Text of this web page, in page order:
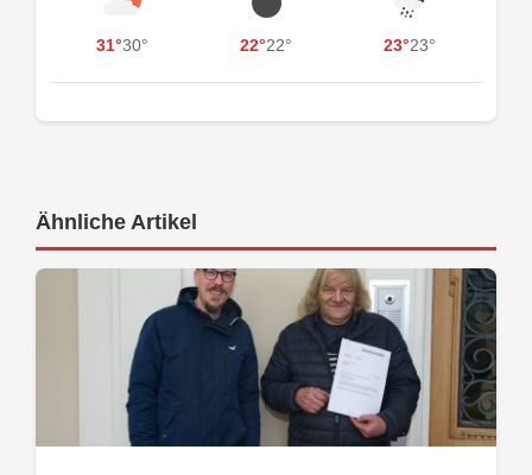
31°30° 22°22° 23°23°
Ähnliche Artikel